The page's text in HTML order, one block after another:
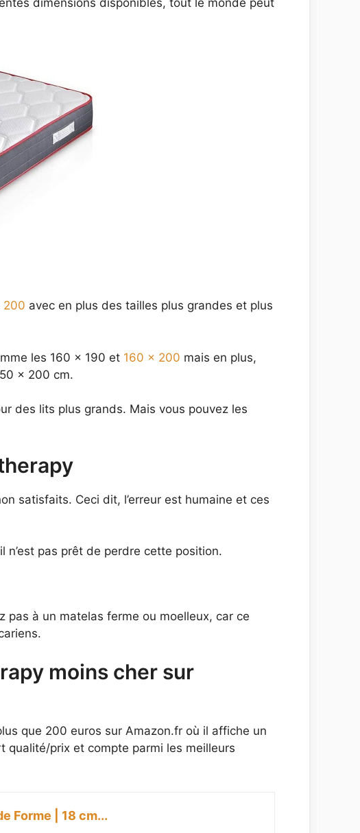
200 avec en plus des tailles plus grandes et plus
les 160 x 190 et 160 x 200 mais en plus,
x 200 cm.
des lits plus grands. Mais vous pouvez les
satisfaits. Ceci dit, l’erreur est humaine et ces
n’est pas prêt de perdre cette position.
pas à un matelas ferme ou moelleux, car ce
moins cher sur
que 200 euros sur Amazon.fr où il affiche un
qualité/prix et compte parmi les meilleurs
Forme | 18 cm...